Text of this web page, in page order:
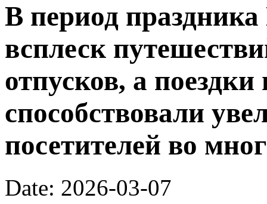
В период
всплеск
отпусков, а
способствовали
посетителей во
Date: 2026-03-07